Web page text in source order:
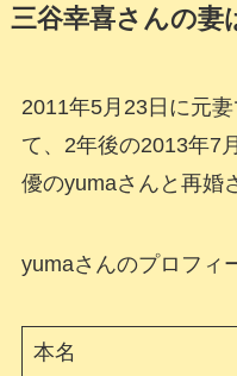
三谷幸喜さんの妻
2011年5月23日に元
て、2年後の2013年7
優のyumaさんと再婚
yumaさんのプロフィ
本名